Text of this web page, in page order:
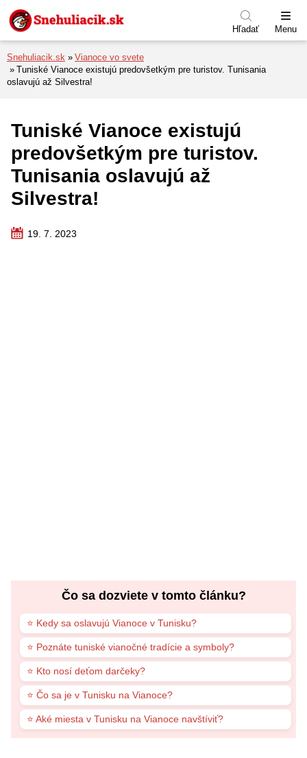
Preskočiť na menu
Preskočiť na obsah
Preskočiť na pätu
Hľadať Menu
Snehuliacik.sk
Vianoce vo svete
Tuniské Vianoce existujú predovšetkým pre turistov. Tunisania
oslavujú až Silvestra!
Tuniské Vianoce existujú
predovšetkým pre turistov.
Tunisania oslavujú až
Silvestra!
19. 7. 2023
Čo sa dozviete v tomto článku?
⭐ Kedy sa oslavujú Vianoce v Tunisku?
⭐ Poznáte tuniské vianočné tradície a symboly?
⭐ Kto nosí deťom darčeky?
⭐ Čo sa je v Tunisku na Vianoce?
⭐ Aké miesta v Tunisku na Vianoce navštíviť?